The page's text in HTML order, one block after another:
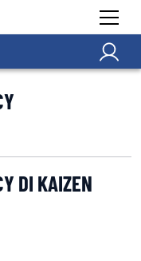
DI KAIZEN